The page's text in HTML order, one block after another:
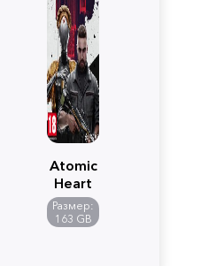
Atomic
Heart
Размер:
163 GB